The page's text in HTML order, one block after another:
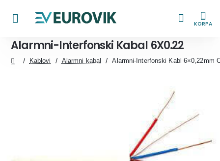
KORPA
Alarmni-Interfonski Kabal 6X0.22
Kablovi Alarmni kabal Alarmni-Interfonski Kabl 6×0,22mm